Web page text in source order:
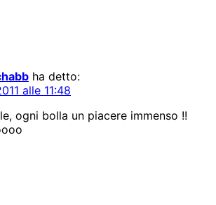
ha detto:
alle 11:48
ogni bolla un piacere immenso !!